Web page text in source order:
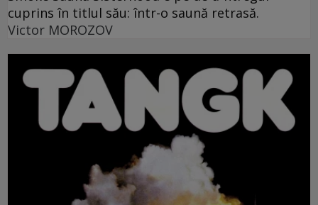
cuprins în titlul său: într-o saună retrasă.
Victor MOROZOV